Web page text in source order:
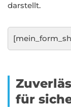
darstellt.
für